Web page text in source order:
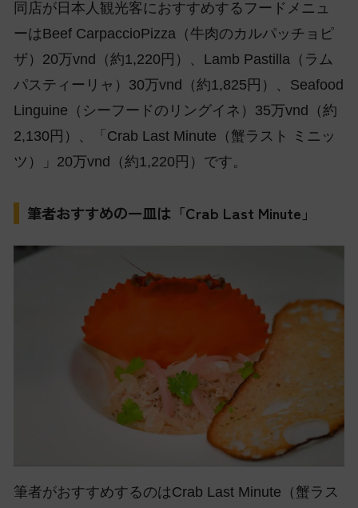
同店が日本人観光客におすすめするフードメニュ
ーはBeef CarpaccioPizza（牛肉のカルパッチョピ
ザ）20万vnd（約1,220円）、Lamb Pastilla（ラム
パスティーリャ）30万vnd（約1,825円）、Seafood
Linguine（シーフードのリングイネ）35万vnd（約
2,130円）、「Crab Last Minute（蟹ラスト ミニッ
ツ）」20万vnd（約1,220円）です。
筆者おすすめの一皿は「Crab Last Minute」
筆者がおすすめするのはCrab Last Minute（蟹ラス